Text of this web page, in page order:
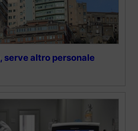
serve altro personale